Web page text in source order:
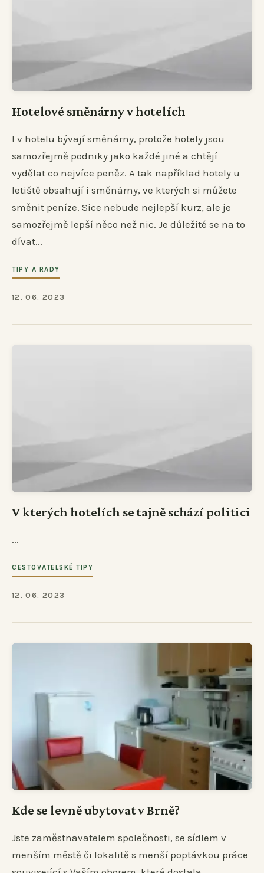
Hotelové směnárny v hotelích
I v hotelu bývají směnárny, protože hotely jsou
samozřejmě podniky jako každé jiné a chtějí
vydělat co nejvíce peněz. A tak například hotely u
letiště obsahují i směnárny, ve kterých si můžete
směnit peníze. Sice nebude nejlepší kurz, ale je
samozřejmě lepší něco než nic. Je důležité se na to
dívat...
TIPY A RADY
12. 06. 2023
V kterých hotelích se tajně schází politici
...
CESTOVATELSKÉ TIPY
12. 06. 2023
Kde se levně ubytovat v Brně?
Jste zaměstnavatelem společnosti, se sídlem v
menším městě či lokalitě s menší poptávkou práce